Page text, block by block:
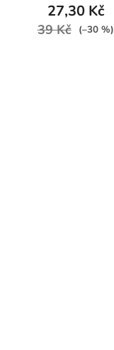
27,30 Kč
39 Kč (–30 %)